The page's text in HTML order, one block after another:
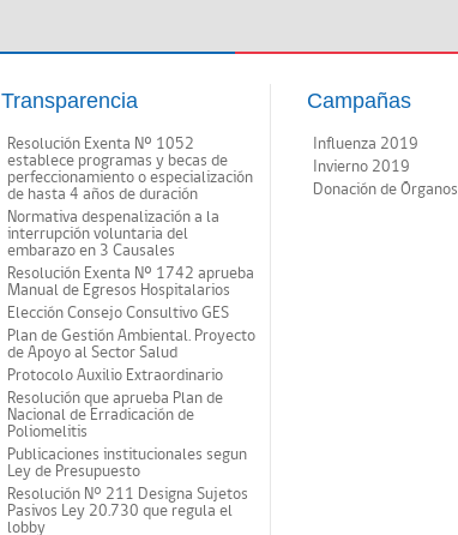
Transparencia
Resolución Exenta Nº 1052
establece programas y becas de
perfeccionamiento o especialización
de hasta 4 años de duración
Normativa despenalización a la
interrupción voluntaria del
embarazo en 3 Causales
Resolución Exenta Nº 1742 aprueba
Manual de Egresos Hospitalarios
Elección Consejo Consultivo GES
Plan de Gestión Ambiental. Proyecto
de Apoyo al Sector Salud
Protocolo Auxilio Extraordinario
Resolución que aprueba Plan de
Nacional de Erradicación de
Poliomelitis
Publicaciones institucionales segun
Ley de Presupuesto
Resolución N° 211 Designa Sujetos
Pasivos Ley 20.730 que regula el
lobby
Campañas
Influenza 2019
Invierno 2019
Donación de Órganos